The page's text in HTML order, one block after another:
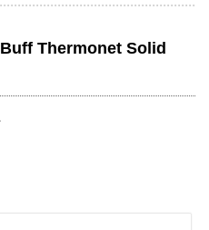
Thermonet Solid